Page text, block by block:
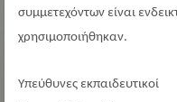
συμμετεχόντων είναι
χρησιμοποιήθηκαν.
Υπεύθυνες εκπαιδευτικοί